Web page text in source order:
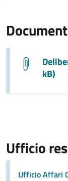
kB)
Ufficio
Ufficio Affari